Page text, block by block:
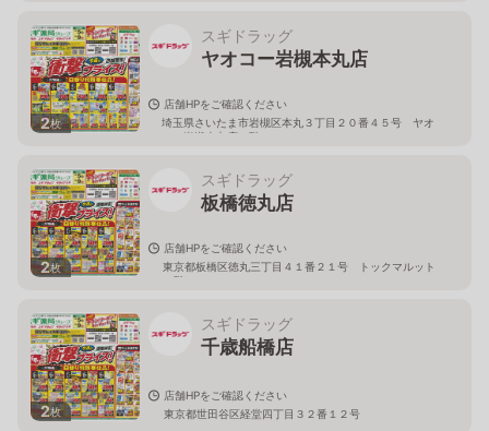
2枚
スギドラッグ
ヤオコー岩槻本丸店
店舗HPをご確認ください
埼玉県さいたま市岩槻区本丸３丁目２０番４５号 ヤオ
コー岩槻本丸店２階
2枚
スギドラッグ
板橋徳丸店
店舗HPをご確認ください
東京都板橋区徳丸三丁目４１番２１号 トックマルット
１階
2枚
スギドラッグ
千歳船橋店
店舗HPをご確認ください
東京都世田谷区経堂四丁目３２番１２号